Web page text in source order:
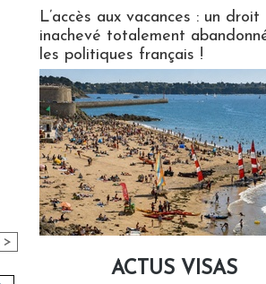
>
L’accès aux vacances : un droit
inachevé totalement
les politiques français !
ACTUS VISAS